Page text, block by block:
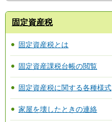
固定資産税
固定資産税とは
固定資産課税台帳の閲覧
固定資産税に関する各種様式
家屋を壊したときの連絡